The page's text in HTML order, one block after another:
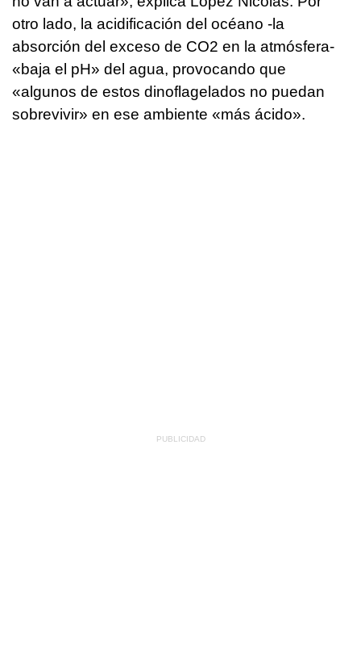
otro lado, la acidificación del océano -la
absorción del exceso de CO2 en la atmósfera-
«baja el pH» del agua, provocando que
«algunos de estos dinoflagelados no puedan
sobrevivir» en ese ambiente «más ácido».